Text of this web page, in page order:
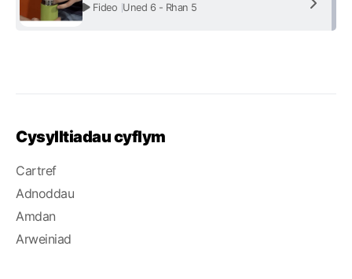
Fideo Uned 6 - Rhan 5
Cysylltiadau cyflym
Cartref
Adnoddau
Amdan
Arweiniad